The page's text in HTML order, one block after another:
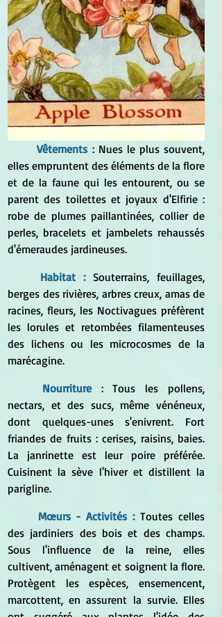
	Vêtements
: Nues le plus souvent,
elles empruntent des éléments de la flore
et de la faune qui les entourent, ou se
parent des toilettes et joyaux d'Elfirie :
robe de plumes paillantinées, collier de
perles, bracelets et jambelets rehaussés
d'émeraudes jardineuses.
	Habitat :
Souterrains, feuillages,
berges des rivières, arbres creux, amas de
racines, fleurs, les Noctivagues préfèrent
les lorules et retombées filamenteuses
des lichens ou les microcosmes de la
marécagine.
Nourriture : Tous les pollens,
nectars, et des sucs, même vénéneux,
dont quelques-unes s'enivrent. Fort
friandes de fruits : cerises, raisins, baies.
La janrinette est leur poire préférée.
Cuisinent la sève l'hiver et distillent la
parigline.
	Mœurs - Activités :
Toutes celles
des jardiniers des bois et des champs.
Sous l'influence de la reine, elles
cultivent, aménagent et soignent la flore.
Protègent les espèces, ensemencent,
marcottent, en assurent la survie. Elles